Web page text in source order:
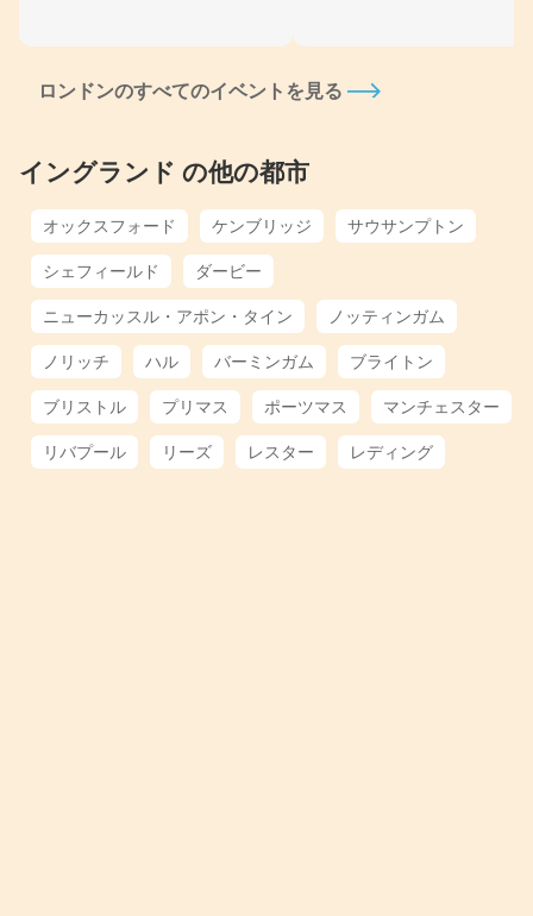
ロンドンのすべてのイベントを見る
イングランド の他の都市
オックスフォード ケンブリッジ
サウサンプトン
シェフィールド
ダービー
ニューカッスル・アポン・タイン
ノッティンガム
ノリッチ
ハル バーミンガム
ブライトン
ブリストル
プリマス ポーツマス
マンチェスター
リバプール
リーズ レスター レディング